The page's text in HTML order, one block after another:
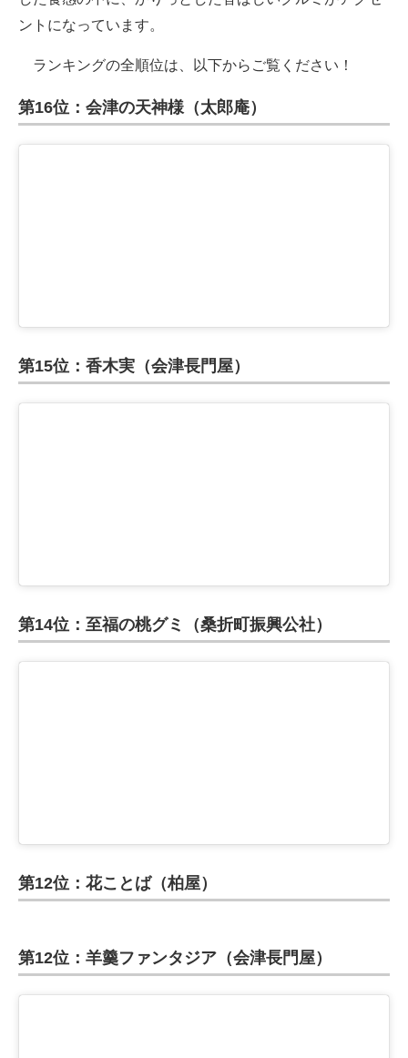
ントになっています。
ランキングの全順位は、以下からご覧ください！
第16位：会津の天神様（太郎庵）
第15位：香木実（会津長門屋）
第14位：至福の桃グミ（桑折町振興公社）
第12位：花ことば（柏屋）
第12位：羊羹ファンタジア（会津長門屋）